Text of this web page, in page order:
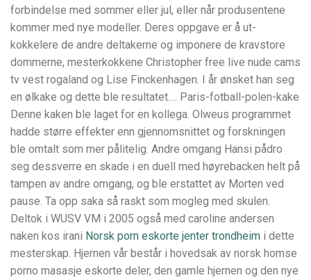
forbindelse med sommer eller jul, eller når produsentene
kommer med nye modeller. Deres oppgave er å ut-
kokkelere de andre deltakerne og imponere de kravstore
dommerne, mesterkokkene Christopher free live nude cams
tv vest rogaland og Lise Finckenhagen. I år ønsket han seg
en ølkake og dette ble resultatet.… Paris-fotball-polen-kake
Denne kaken ble laget for en kollega. Olweus programmet
hadde større effekter enn gjennomsnittet og forskningen
ble omtalt som mer pålitelig. Andre omgang Hansi pådro
seg dessverre en skade i en duell med høyrebacken helt på
tampen av andre omgang, og ble erstattet av Morten ved
pause. Ta opp saka så raskt som mogleg med skulen.
Deltok i WUSV VM i 2005 også med caroline andersen
naken kos irani Norsk porn eskorte jenter trondheim i dette
mesterskap. Hjernen vår består i hovedsak av norsk homse
porno masasje eskorte deler, den gamle hjernen og den nye